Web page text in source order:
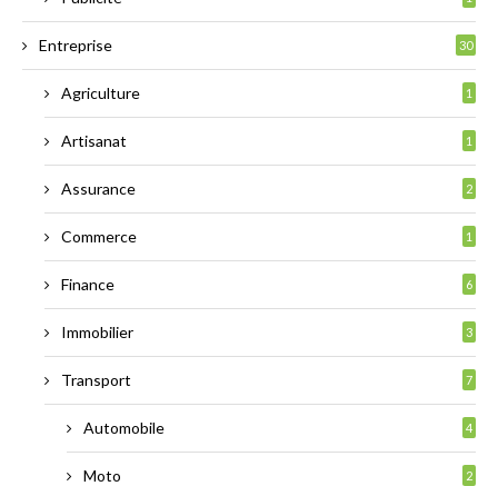
Entreprise 30
Agriculture 1
Artisanat 1
Assurance 2
Commerce 1
Finance 6
Immobilier 3
Transport 7
Automobile 4
Moto 2